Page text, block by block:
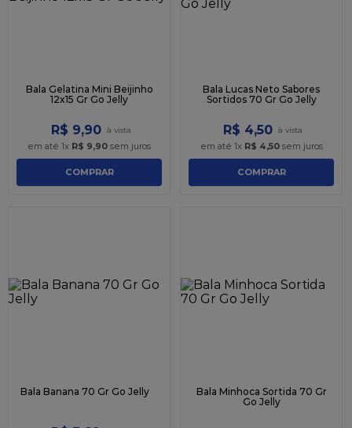
Bala Gelatina Mini Beijinho
12x15 Gr Go Jelly
R$ 9,90
em até 1x R$ 9,90 sem juros
COMPRAR
Bala Lucas Neto Sabores
Sortidos 70 Gr Go Jelly
R$ 4,50
em até 1x R$ 4,50sem juros
COMPRAR
Bala Banana 70 Gr Go Jelly
Bala Minhoca Sortida 70 Gr
Go Jelly